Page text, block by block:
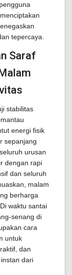
tepercaya.
Saraf
stabilitas
energi fisik
sepanjang
urusan
dengan rapi
dan seluruh
malam
berharga
waktu santai
senang di
cara
untuk
dan
dari